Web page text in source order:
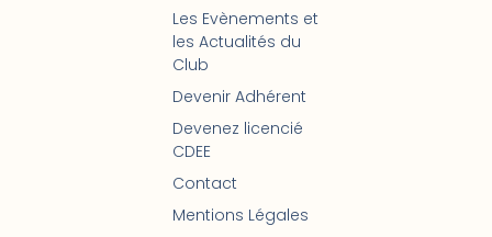
Les Evènements et
les Actualités du
Club
Devenir Adhérent
Devenez licencié
CDEE
Contact
Mentions Légales